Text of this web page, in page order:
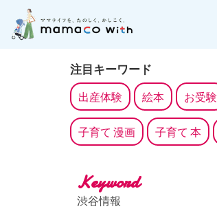
月齢別に記事を探す
注目キーワード
出産体験 絵本 お受験
子育て 漫画 子育て 本
Keyword
渋谷情報